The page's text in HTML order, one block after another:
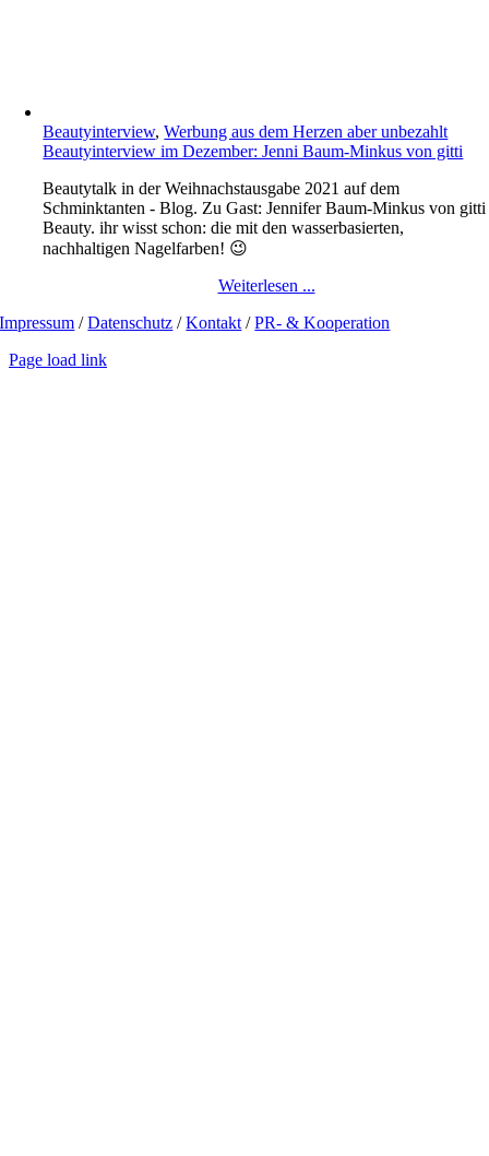
Beautyinterview,Werbung aus dem Herzen aber unbezahlt
Beautyinterview im Dezember: Jenni Baum-Minkus von gitti
Beautytalk in der Weihnachstausgabe 2021 auf dem
Schminktanten - Blog. Zu Gast: Jennifer Baum-Minkus von gitti
Beauty. ihr wisst schon: die mit den wasserbasierten,
nachhaltigen Nagelfarben! 😉
Weiterlesen ...
Impressum /Datenschutz /Kontakt /PR- & Kooperation
Page load link